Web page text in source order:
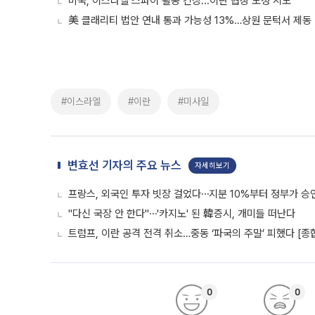
美 클래리티 법안 연내 통과 가능성 13%…상원 문턱서 제동
#이스라엘 #이란 #미사일
변효선 기자의 주요 뉴스 자세히보기
프랑스, 외국인 투자 빗장 걸었다⋯지분 10%부터 정부가 승
"다신 국장 안 한다"⋯'카지노' 된 韓증시, 개미들 떠난다
트럼프, 이란 공격 전격 취소…중동 ‘파국의 주말’ 피했다 [종
0 0